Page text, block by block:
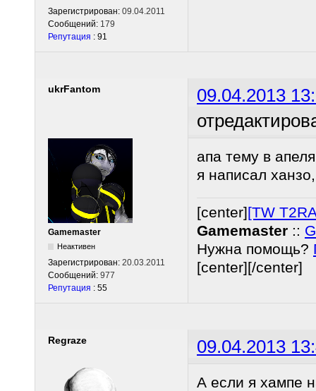
Зарегистрирован: 09.04.2011
Сообщений: 179
Репутация : 91
ukrFantom
09.04.2013
Gamemaster
Неактивен
Зарегистрирован: 20.03.2011
Сообщений: 977
Репутация : 55
апа тему в
я написал
[center][TW
Gamemaster ::
Нужна помощь?
[center][/center]
Regraze 09.04.2013
А если я хампе